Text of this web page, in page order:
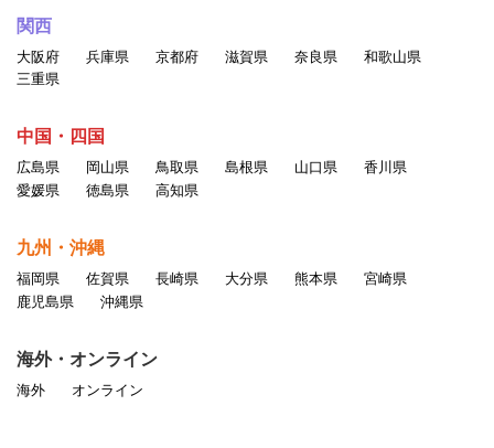
関西
大阪府 兵庫県 京都府 滋賀県 奈良県
和歌山県
三重県
中国・四国
広島県 岡山県 鳥取県 島根県 山口県
香川県
愛媛県
徳島県 高知県
九州・沖縄
福岡県 佐賀県 長崎県 大分県 熊本県
宮崎県
鹿児島県
沖縄県
海外・オンライン
海外 オンライン